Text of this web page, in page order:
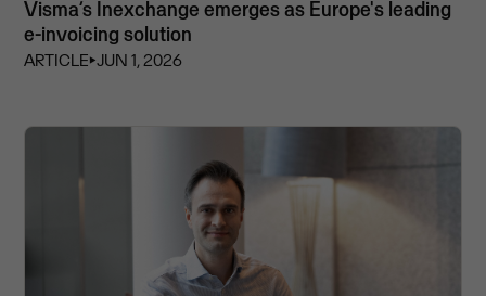
Visma’s Inexchange emerges as Europe's leading
e-invoicing solution
ARTICLE⏵JUN 1, 2026